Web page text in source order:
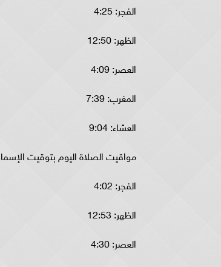
الفجر: 4:25
الظهر: 12:50
العصر: 4:09
المغرب: 7:39
العشاء: 9:04
مواقيت الصلاة اليوم بتوقيت
الفجر: 4:02
الظهر: 12:53
العصر: 4:30